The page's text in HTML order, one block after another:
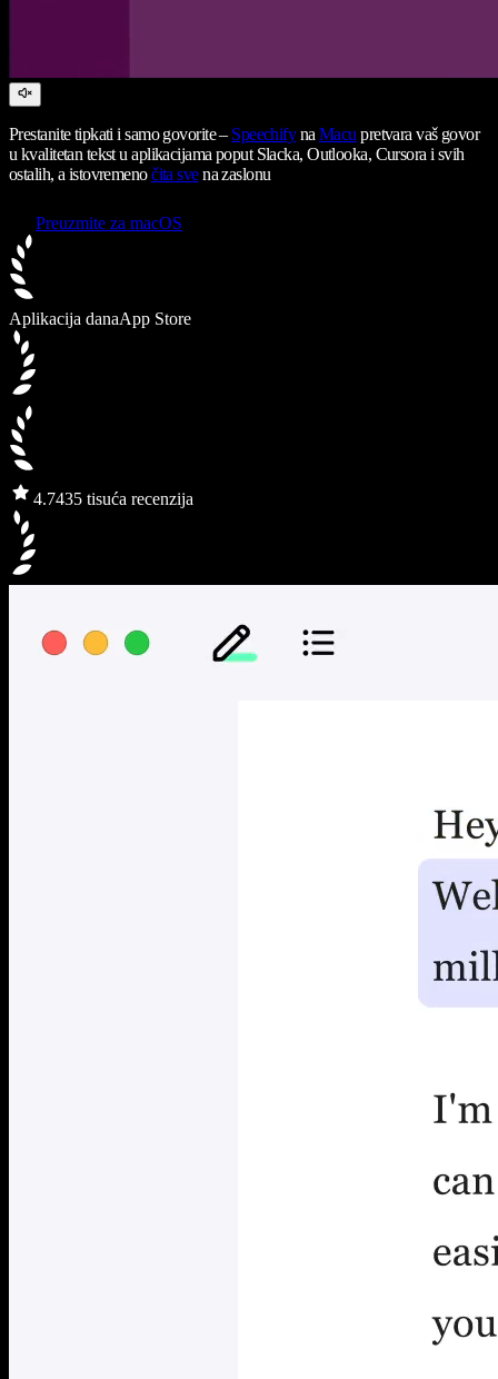
Prestanite tipkati i samo govorite – SpeechifynaMacu pretvara vaš govor
u kvalitetan tekst u aplikacijama poput Slacka, Outlooka, Cursora i svih
ostalih, a istovremenočita svena zaslonu
Preuzmite za macOS
Aplikacija danaApp Store
4.7435 tisuća recenzija